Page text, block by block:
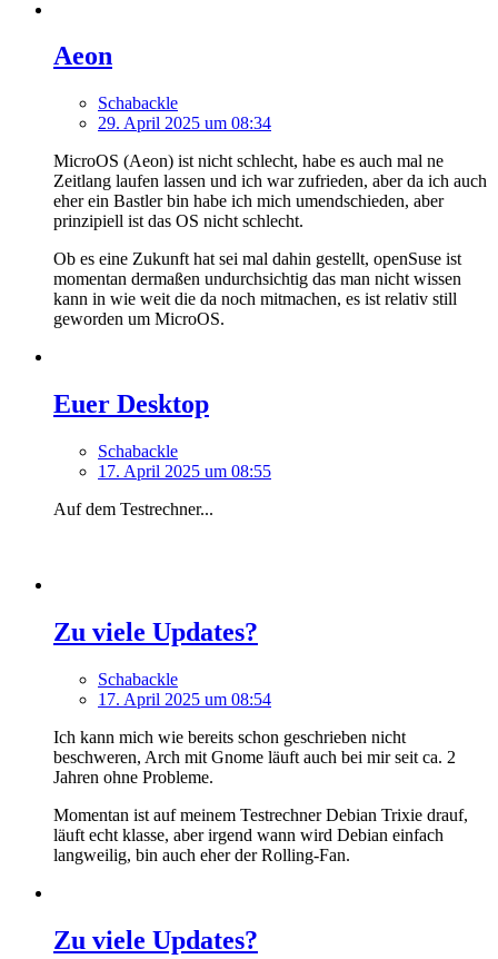
Aeon
Schabackle
29. April 2025 um 08:34
MicroOS (Aeon) ist nicht schlecht, habe es auch mal ne
Zeitlang laufen lassen und ich war zufrieden, aber da ich auch
eher ein Bastler bin habe ich mich umendschieden, aber
prinzipiell ist das OS nicht schlecht.
Ob es eine Zukunft hat sei mal dahin gestellt, openSuse ist
momentan dermaßen undurchsichtig das man nicht wissen
kann in wie weit die da noch mitmachen, es ist relativ still
geworden um MicroOS.
Euer Desktop
Schabackle
17. April 2025 um 08:55
Auf dem Testrechner...
Zu viele Updates?
Schabackle
17. April 2025 um 08:54
Ich kann mich wie bereits schon geschrieben nicht
beschweren, Arch mit Gnome läuft auch bei mir seit ca. 2
Jahren ohne Probleme.
Momentan ist auf meinem Testrechner Debian Trixie drauf,
läuft echt klasse, aber irgend wann wird Debian einfach
langweilig, bin auch eher der Rolling-Fan.
Zu viele Updates?